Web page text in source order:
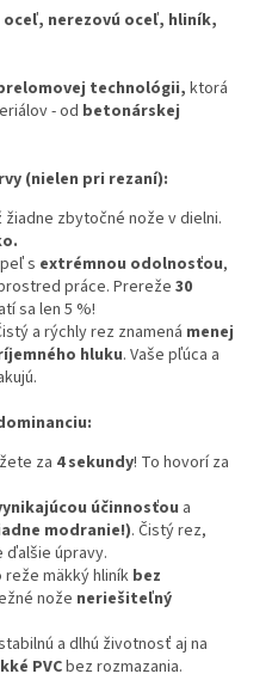
nerezovú oceľ, hliník,
technológii,ktorá
- od betonárskej
(nielen pri rezaní):
žiadne zbytočné nože v dielni.
s extrémnou odolnosťou,
práce. Prereže 30
sa len 5 %!
a rýchly rez znamená menej
hluku. Vaše pľúca a
za 4 sekundy! To hovorí za
účinnosťou a
modranie!). Čistý rez,
úpravy.
reže mäkký hliník bez
nože neriešiteľný
a dlhú životnosť aj na
PVCbez rozmazania.